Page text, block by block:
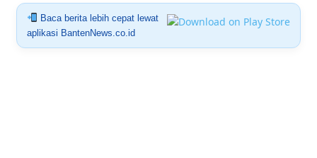
Baca berita lebih cepat lewat
aplikasi BantenNews.co.id